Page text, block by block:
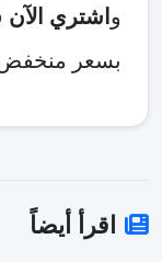
واشتري الآن
بسعر
اقرأ أيضاً